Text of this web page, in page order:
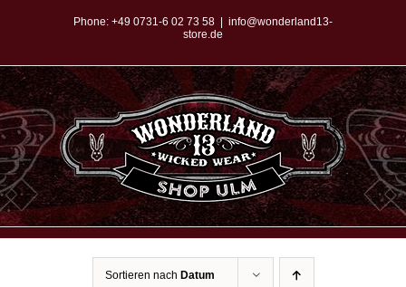
springen
Phone: +49 0731-6 02 73 58
info@wonderland13-
store.de
Sortieren nach Datum